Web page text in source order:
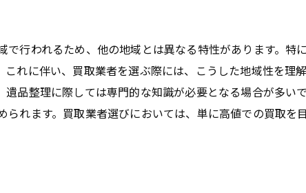
ューの重要性とその活用法
できる業者を探す方法
軽減するための業者選びの秘訣
から学ぶ業者選びのポイント
取を実現するためのポイント
行われるため、他の地域とは異なる特性があります。特
れに伴い、買取業者を選ぶ際には、こうした地域性を理
品整理に際しては専門的な知識が必要となる場合が多い
れます。買取業者選びにおいては、単に高値での買取を